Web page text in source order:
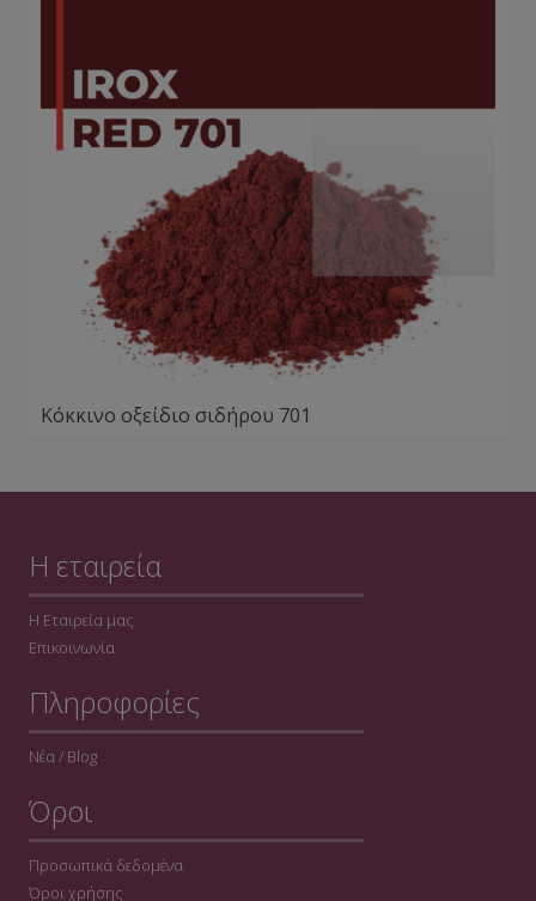
Κόκκινο οξείδιο σιδήρου 701
Η εταιρεία
Η Εταιρεία μας
Επικοινωνία
Πληροφορίες
Νέα / Blog
Όροι
Προσωπικά δεδομένα
Όροι χρήσης